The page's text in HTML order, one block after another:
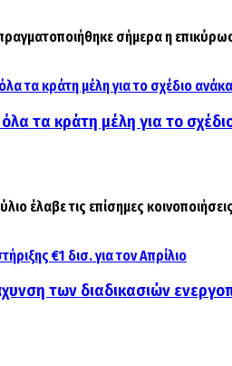
σήμερα η
τα κράτη μέλη για το
έλαβε τις επίσημες
των διαδικασιών